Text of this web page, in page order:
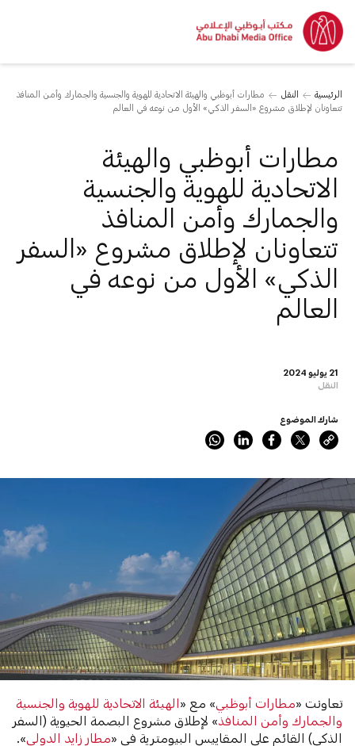
الرئيسية النقل
مطارات أبوظبي والهيئة الاتحادية للهوية والجنسية والجمارك وأمن المنافذ
تتعاونان لإطلاق مشروع «السفر الذكي» الأول من نوعه في العالم
21 يوليو 2024
النقل
مطارات أبوظبي والهيئة
الاتحادية للهوية والجنسية
والجمارك وأمن المنافذ
تتعاونان لإطلاق مشروع «السفر
الذكي» الأول من نوعه في
العالم
شارك الموضوع
تعاونت «مطارات أبوظبي » مع «الهيئة الاتحادية للهوية والجنسية
والجمارك وأمن المنافذ» لإطلاق مشروع البصمة الحيوية (السفر
الذكي) القائم على المقاييس البيومترية في «مطار زايد الدولي ».